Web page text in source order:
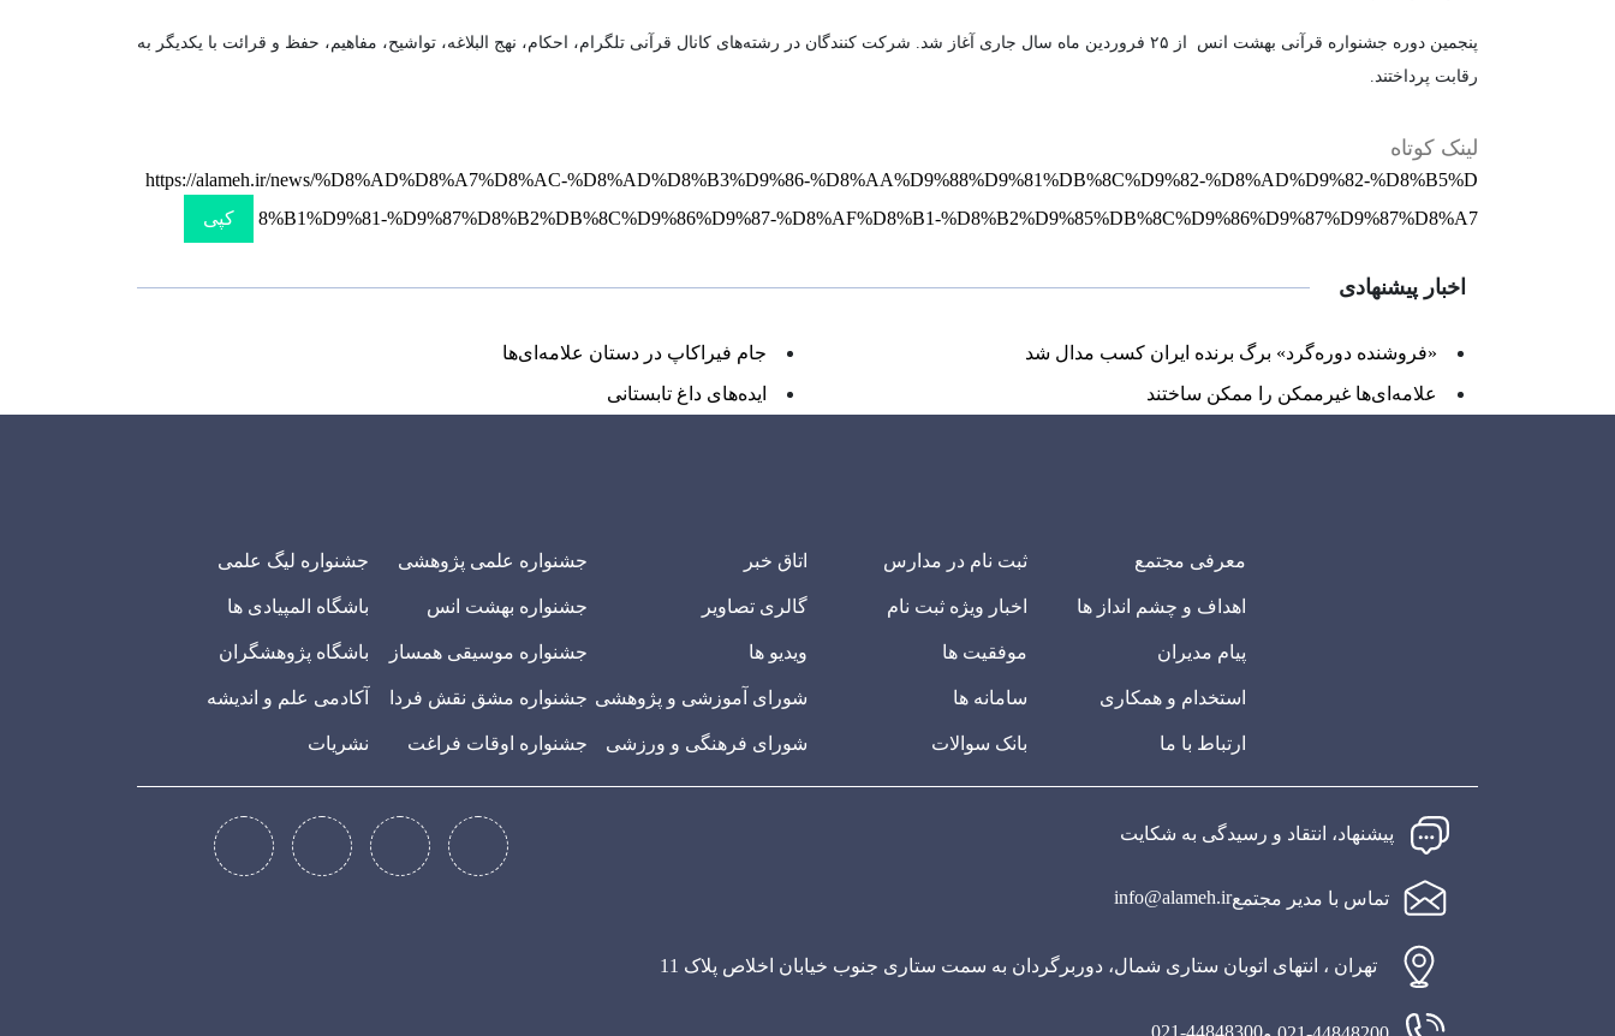
پنجمین دوره جشنواره قرآنی بهشت انس از ۲۵ فروردین ماه سال جاری آغاز شد. شرکت کنندگان در رشته‌های کانال قرآنی تلگرام، احکام، نهج البلاغه، تواشیح، مفاهیم، حفظ و قرائت با یکدیگر به
رقابت پرداختند.
لینک کوتاه
https://alameh.ir/news/%D8%AD%D8%A7%D8%AC-%D8%AD%D8%B3%D9%86-%D8%AA%D9%88%D9%81%DB%8C%D9%82-%D8%AD%D9%82-%D8%B5%D
8%B1%D9%81-%D9%87%D8%B2%DB%8C%D9%86%D9%87-%D8%AF%D8%B1-%D8%B2%D9%85%DB%8C%D9%86%D9%87%D9%87%D8%A7
کپی
اخبار پیشنهادی
«فروشنده دوره‌گرد» برگ برنده ایران کسب مدال شد
جام فیراکاپ در دستان علامه‌ای‌ها
علامه‌ای‌ها غیرممکن را ممکن ساختند
ایده‌های داغ تابستانی
معرفی مجتمع
اهداف و چشم انداز ها
پیام مدیران
استخدام و همکاری
ارتباط با ما
ثبت نام در مدارس
اخبار ویژه ثبت نام
موفقیت ها
سامانه ها
بانک سوالات
اتاق خبر
گالری تصاویر
ویدیو ها
شورای آموزشی و پژوهشی
شورای فرهنگی و ورزشی
جشنواره علمی پژوهشی
جشنواره بهشت انس
جشنواره موسیقی همساز
جشنواره مشق نقش فردا
جشنواره اوقات فراغت
جشنواره لیگ علمی
باشگاه المپیادی ها
باشگاه پژوهشگران
آکادمی علم و اندیشه
نشریات
پیشنهاد، انتقاد و رسیدگی به شکایت
تماس با مدیر مجتمعinfo@alameh.ir
تهران ، انتهای اتوبان ستاری شمال، دوربرگردان به سمت ستاری جنوب خیابان اخلاص پلاک 11
021-44848300